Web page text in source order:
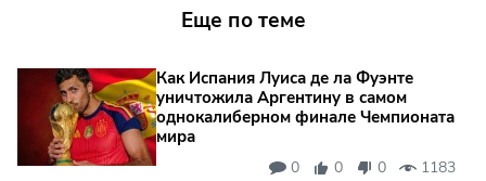
Еще по теме
Как Испания Луиса де ла Фуэнте
уничтожила Аргентину в самом
однокалиберном финале Чемпионата
мира
0 0 0 1183